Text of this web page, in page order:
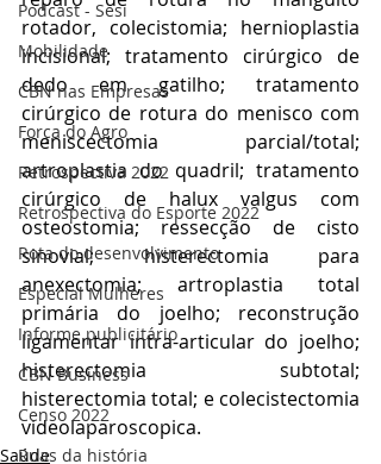
Podcast - Sesi
Mobilidade
CBN nas Empresas
Força do Agro
Retrospectiva 2022
Retrospectiva do Esporte 2022
Rota do desenvolvimento
Especial Mulheres
Informe publicitário
CBN Business
Censo 2022
Ruas da história
rotador, colecistomia; hernioplastia
incisional; tratamento cirúrgico de
dedo em gatilho; tratamento
cirúrgico de rotura do menisco com
meniscectomia parcial/total;
artroplastia do quadril; tratamento
cirúrgico de halux valgus com
osteostomia; ressecção de cisto
sinovial; histerectomia para
anexectomia; artroplastia total
primária do joelho; reconstrução
ligamentar intra-articular do joelho;
histerectomia subtotal;
histerectomia total; e colecistectomia
videolaparoscopica.
Saúde